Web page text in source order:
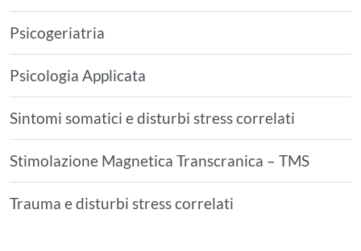
Psicogeriatria
Psicologia Applicata
Sintomi somatici e disturbi stress correlati
Stimolazione Magnetica Transcranica – TMS
Trauma e disturbi stress correlati